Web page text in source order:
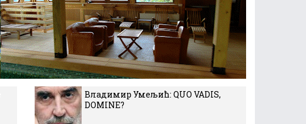
Владимир Умељић: QUO VADIS,
DOMINE?